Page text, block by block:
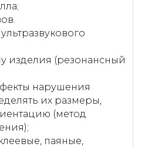
изделия (резонансный
нарушения
их размеры,
(метод
паяные,